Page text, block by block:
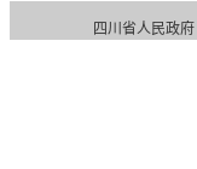
四川省人民政府